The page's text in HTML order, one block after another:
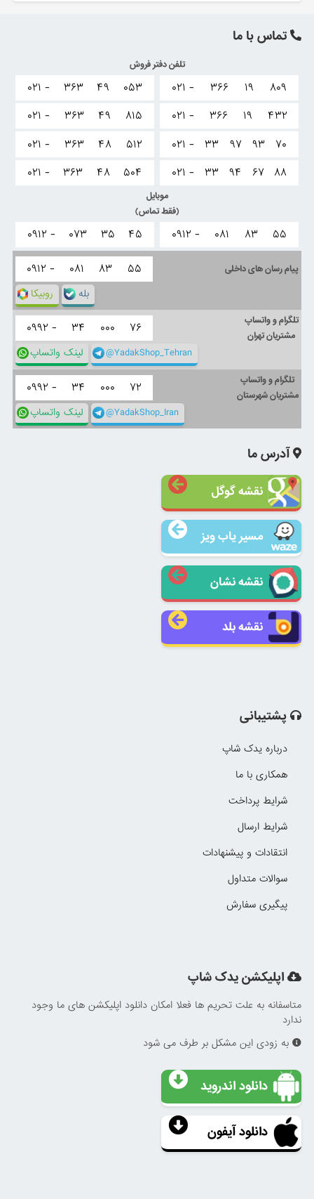
تماس با ما
تلفن دفتر فروش
۰۲۱ - ۳۶۶ ۱۹
۸۰۹
۰۲۱ -
۳۶۶ ۱۹
۴۳۲
۰۲۱ -
۳۳ ۹۷ ۹۳
۷۰
۰۲۱ -
۳۳ ۹۴ ۶۷ ۸۸
۰۲۱ - ۳۶۳ ۴۹
۰۵۳
۰۲۱ -
۳۶۳ ۴۹
۸۱۵
۰۲۱ -
۳۶۳ ۴۸
۵۱۲
۰۲۱ -
۳۶۳ ۴۸ ۵۰۴
موبایل
(فقط تماس)
۰۹۱۲ - ۰۸۱ ۸۳ ۵۵ ۰۹۱۲ - ۰۷۳ ۳۵ ۴۵
پیام رسان های داخلی ۰۹۱۲ - ۰۸۱ ۸۳ ۵۵
روبیکا بله
تلگرام و واتساپ
مشتریان تهران
۰۹۹۲ - ۳۴ ۰۰۰ ۷۶
لینک واتساپ @YadakShop_Tehran
تلگرام و واتساپ
مشتریان شهرستان
۰۹۹۲ - ۳۴ ۰۰۰ ۷۲
لینک واتساپ @YadakShop_Iran
آدرس ما
نقشه گوگل
مسیر یاب ویز
نقشه نشان
نقشه بلد
پشتیبانی
درباره یدک شاپ
همکاری با ما
شرایط پرداخت
شرایط ارسال
انتقادات و پیشنهادات
سوالات متداول
پیگیری سفارش
اپلیکشن یدک شاپ
متاسفانه به علت تحریم ها فعلا امکان دانلود اپلیکشن های ما وجود
ندارد
به زودی این مشکل بر طرف می شود
دانلود اندروید
دانلود آیفون